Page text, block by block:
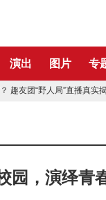
演出 图片 专
趣友团“野人局”直播真实
园，演绎青